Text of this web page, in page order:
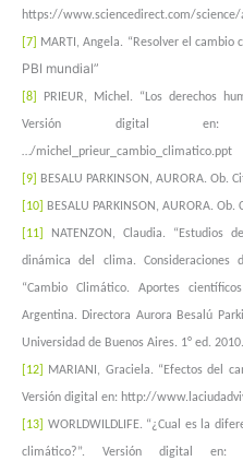
https://www.sciencedirect.com/
[7] MARTI, Angela. “Resolver el
PBI mundial”
[8] PRIEUR, Michel. “Los derechos
Versión digital
…/michel_prieur_cambio_climatico.ppt
[9] BESALU PARKINSON, AURORA. Ob.
[10] BESALU PARKINSON, AURORA. Ob.
[11] NATENZON, Claudia. “Estudios
dinámica del clima. Consideraciones
“Cambio Climático. Aportes
Argentina. Directora Aurora Besalú
Universidad de Buenos Aires. 1° ed.
[12] MARIANI, Graciela. “Efectos del
Versión digital en: http://
[13] WORLDWILDLIFE. “¿Cual es la
climático?”. Versión digital en: